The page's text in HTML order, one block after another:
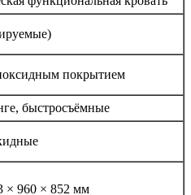
покрытием
быстросъёмные
× 960 × 852 мм